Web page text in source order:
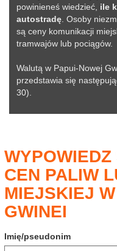
powinieneś wiedzieć, ile
autostradę . Osoby
są ceny komunikacji
tramwajów lub pociągów.
Walutą w Papui-Nowej
przedstawia się
30).
CEN PALIW
MIEJSKIEJ
GWINEI
Imię/pseudonim